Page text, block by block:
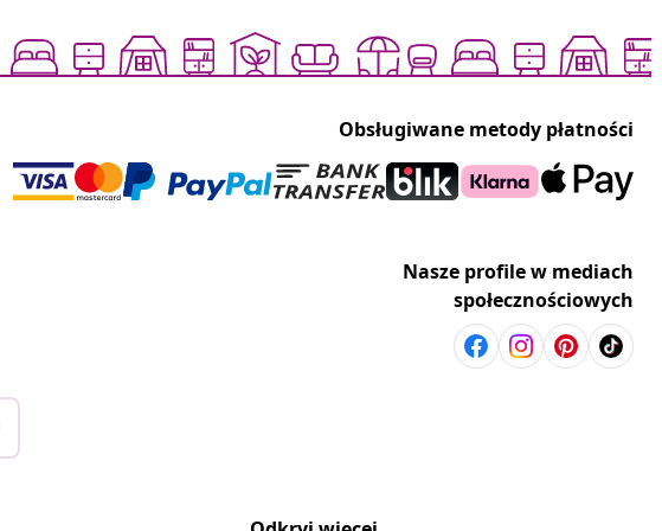
Obsługiwane metody płatności
Nasze profile w mediach
społecznościowych